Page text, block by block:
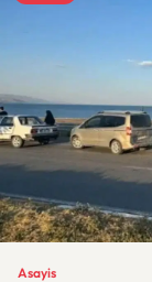
Asayis